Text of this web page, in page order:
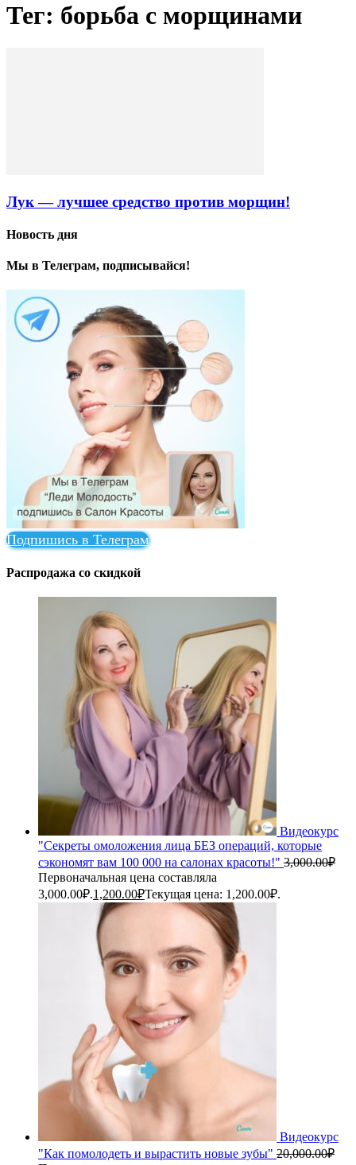
Тег: борьба с морщинами
Лук — лучшее средство против морщин!
Новость дня
Мы в Телеграм, подписывайся!
Подпишись в Телеграм
Распродажа со скидкой
Видеокурс
"Секреты омоложения лица БЕЗ операций, которые
сэкономят вам 100 000 на салонах красоты!" 3,000.00₽
Первоначальная цена составляла
3,000.00₽.1,200.00₽Текущая цена: 1,200.00₽.
Видеокурс
"Как помолодеть и вырастить новые зубы" 20,000.00₽